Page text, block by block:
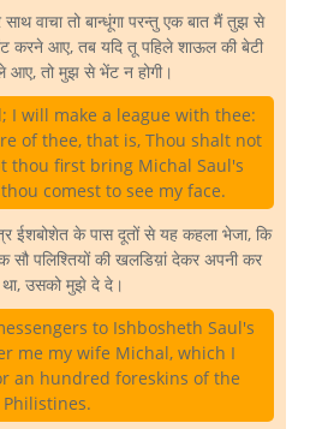
वाचा तो बान्धूंगा परन्तु एक बात मैं तुझ से
करने आए, तब यदि तू पहिले शाऊल की बेटी
आए, तो मुझ से भेंट न होगी।
I will make a league with thee:
of thee, that is, Thou shalt not
thou first bring Michal Saul's
comest to see my face.
ईशबोशेत के पास दूतों से यह कहला भेजा, कि
सौ पलिश्तियों की खलडिय़ां देकर अपनी कर
था, उसको मुझे दे दे।
to Ishbosheth Saul's
me my wife Michal, which I
an hundred foreskins of the
Philistines.